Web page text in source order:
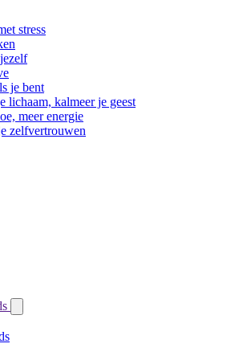
stress
je bent
lichaam, kalmeer je geest
meer energie
zelfvertrouwen